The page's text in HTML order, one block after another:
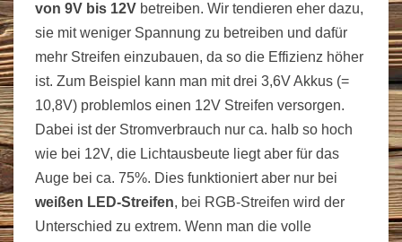
von 9V bis 12V betreiben. Wir tendieren eher dazu,
sie mit weniger Spannung zu betreiben und dafür
mehr Streifen einzubauen, da so die Effizienz höher
ist. Zum Beispiel kann man mit drei 3,6V Akkus (=
10,8V) problemlos einen 12V Streifen versorgen.
Dabei ist der Stromverbrauch nur ca. halb so hoch
wie bei 12V, die Lichtausbeute liegt aber für das
Auge bei ca. 75%. Dies funktioniert aber nur bei
weißen LED-Streifen, bei RGB-Streifen wird der
Unterschied zu extrem. Wenn man die volle